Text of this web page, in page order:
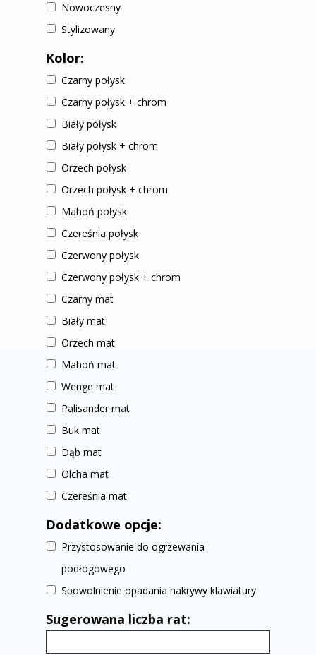
Nowoczesny
Stylizowany
Kolor:
Czarny połysk
Czarny połysk + chrom
Biały połysk
Biały połysk + chrom
Orzech połysk
Orzech połysk + chrom
Mahoń połysk
Czereśnia połysk
Czerwony połysk
Czerwony połysk + chrom
Czarny mat
Biały mat
Orzech mat
Mahoń mat
Wenge mat
Palisander mat
Buk mat
Dąb mat
Olcha mat
Czereśnia mat
Dodatkowe opcje:
Przystosowanie do ogrzewania
podłogowego
Spowolnienie opadania nakrywy klawiatury
Sugerowana liczba rat: